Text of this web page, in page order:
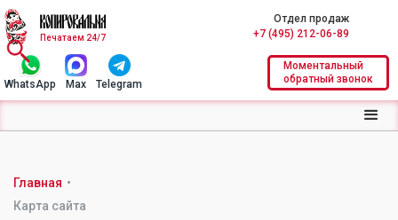
Печатаем 24/7
Отдел продаж
+7 (495) 212-06-89
WhatsApp Max Telegram
Моментальный
обратный звонок
Главная •
Карта сайта